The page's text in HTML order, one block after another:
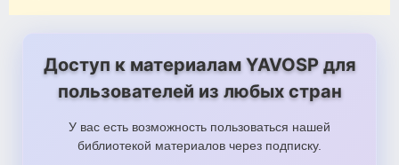
Доступ к материалам YAVOSP для
пользователей из любых стран
У вас есть возможность пользоваться нашей
библиотекой материалов через подписку.